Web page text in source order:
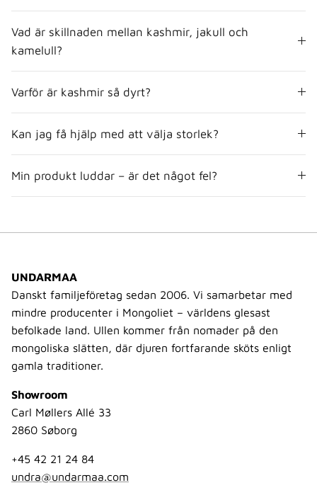
Vad är skillnaden mellan kashmir, jakull och
kamelull?
Varför är kashmir så dyrt?
Kan jag få hjälp med att välja storlek?
Min produkt luddar – är det något fel?
UNDARMAA
Danskt familjeföretag sedan 2006. Vi samarbetar med
mindre producenter i Mongoliet – världens glesast
befolkade land. Ullen kommer från nomader på den
mongoliska slätten, där djuren fortfarande sköts enligt
gamla traditioner.
Showroom
Carl Møllers Allé 33
2860 Søborg
+45 42 21 24 84
undra@undarmaa.com